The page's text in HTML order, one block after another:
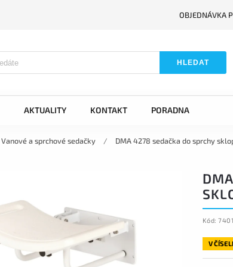
OBJEDNÁVKA
HLEDAT
AKTUALITY KONTAKT PORADNA
Vanové a sprchové sedačky / DMA 4278 sedačka do sprchy
Kód:
V